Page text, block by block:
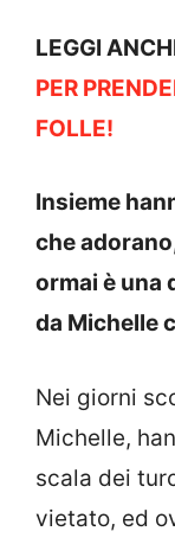
LEGGI
PER
FOLLE!
Insieme
che
ormai è una
da Michelle
Nei giorni
Michelle,
scala dei
vietato, ed